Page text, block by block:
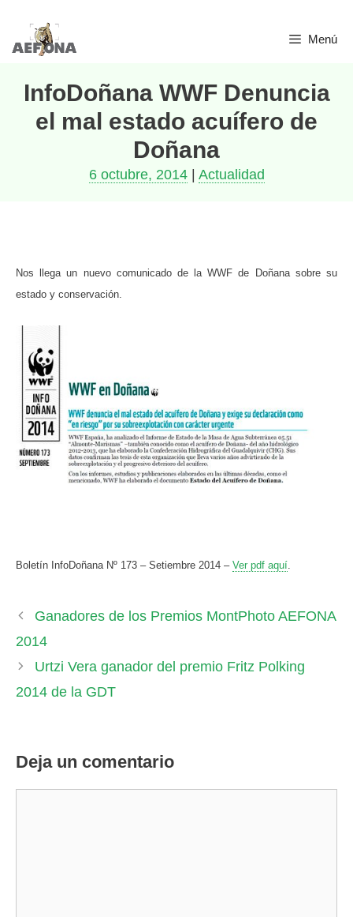
Saltar
Menú
InfoDoñana WWF Denuncia
el mal estado acuífero de
Doñana
6 octubre, 2014| Actualidad
Nos llega un nuevo comunicado de la WWF de Doñana sobre su
estado y conservación.
Boletín InfoDoñana Nº 173 – Setiembre 2014 – Ver pdf aquí
Ganadores de los Premios MontPhoto AEFONA
2014
Urtzi Vera ganador del premio Fritz Polking
2014 de la GDT
Deja un comentario